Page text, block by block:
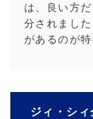
は、良い方
分されまし
があるのが
ジィ・シ